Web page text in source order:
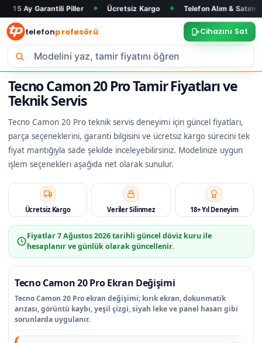
Piller ◆ Ücretsiz Kargo ◆ Telefon Alım & Satım ◆ Tüm
telefonprofesörü Cihazını Sat
Tecno Camon 20 Pro Tamir Fiyatları ve
Teknik Servis
Tecno Camon 20 Pro teknik servis deneyimi için güncel fiyatları,
parça seçeneklerini, garanti bilgisini ve ücretsiz kargo sürecini tek
fiyat mantığıyla sade şekilde inceleyebilirsiniz. Modelinize uygun
işlem seçenekleri aşağıda net olarak sunulur.
Ücretsiz Kargo Veriler Silinmez 18+ Yıl Deneyim
Fiyatlar7 Ağustos 2026tarihli güncel döviz kuru ile
hesaplanır ve günlük olarak güncellenir.
Tecno Camon 20 Pro Ekran Değişimi
Tecno Camon 20 Pro ekran değişimi; kırık ekran, dokunmatik
arızası, görüntü kaybı, yeşil çizgi, siyah leke ve panel hasarı gibi
sorunlarda uygulanır.